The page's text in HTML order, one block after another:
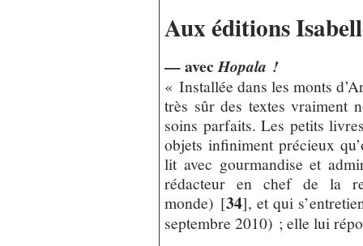
Aux éditions
— avecHopala !
« Installée dans les monts
très sûr des textes vraiment
soins parfaits. Les petits
objets infiniment précieux
lit avec gourmandise et
rédacteur en chef de la
monde) [34], et qui
septembre 2010) ; elle lui